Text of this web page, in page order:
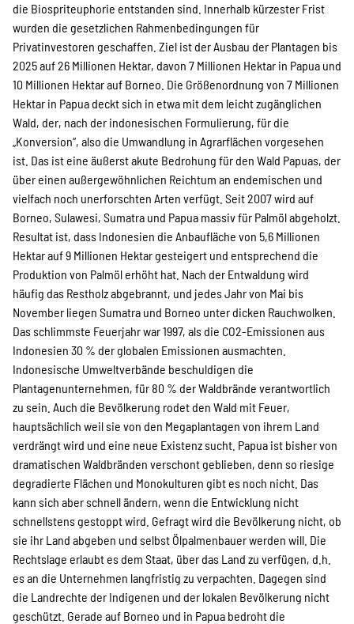
die Biospriteuphorie entstanden sind. Innerhalb kürzester Frist
wurden die gesetzlichen Rahmenbedingungen für
Privatinvestoren geschaffen. Ziel ist der Ausbau der Plantagen bis
2025 auf 26 Millionen Hektar, davon 7 Millionen Hektar in Papua und
10 Millionen Hektar auf Borneo. Die Größenordnung von 7 Millionen
Hektar in Papua deckt sich in etwa mit dem leicht zugänglichen
Wald, der, nach der indonesischen Formulierung, für die
„Konversion“, also die Umwandlung in Agrarflächen vorgesehen
ist. Das ist eine äußerst akute Bedrohung für den Wald Papuas, der
über einen außergewöhnlichen Reichtum an endemischen und
vielfach noch unerforschten Arten verfügt. Seit 2007 wird auf
Borneo, Sulawesi, Sumatra und Papua massiv für Palmöl abgeholzt.
Resultat ist, dass Indonesien die Anbaufläche von 5,6 Millionen
Hektar auf 9 Millionen Hektar gesteigert und entsprechend die
Produktion von Palmöl erhöht hat. Nach der Entwaldung wird
häufig das Restholz abgebrannt, und jedes Jahr von Mai bis
November liegen Sumatra und Borneo unter dicken Rauchwolken.
Das schlimmste Feuerjahr war 1997, als die CO2-Emissionen aus
Indonesien 30 % der globalen Emissionen ausmachten.
Indonesische Umweltverbände beschuldigen die
Plantagenunternehmen, für 80 % der Waldbrände verantwortlich
zu sein. Auch die Bevölkerung rodet den Wald mit Feuer,
hauptsächlich weil sie von den Megaplantagen von ihrem Land
verdrängt wird und eine neue Existenz sucht. Papua ist bisher von
dramatischen Waldbränden verschont geblieben, denn so riesige
degradierte Flächen und Monokulturen gibt es noch nicht. Das
kann sich aber schnell ändern, wenn die Entwicklung nicht
schnellstens gestoppt wird. Gefragt wird die Bevölkerung nicht, ob
sie ihr Land abgeben und selbst Ölpalmenbauer werden will. Die
Rechtslage erlaubt es dem Staat, über das Land zu verfügen, d.h.
es an die Unternehmen langfristig zu verpachten. Dagegen sind
die Landrechte der Indigenen und der lokalen Bevölkerung nicht
geschützt. Gerade auf Borneo und in Papua bedroht die